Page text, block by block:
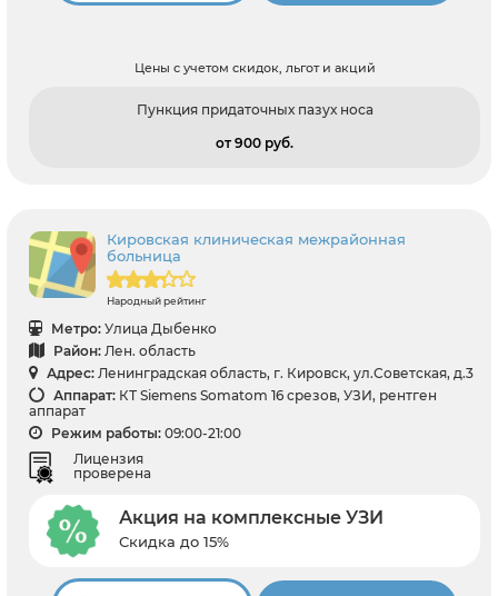
Цены с учетом скидок, льгот и акций
Пункция придаточных пазух носа
от 900 pуб.
Кировская клиническая межрайонная
больница
Народный рейтинг
Метро: Улица Дыбенко
Район: Лен. область
Адрес: Ленинградская область, г. Кировск, ул.Советская, д.3
Аппарат: КТ Siemens Somatom 16 срезов, УЗИ, рентген
аппарат
Режим работы: 09:00-21:00
Лицензия
проверена
Акция на комплексные УЗИ
Скидка до 15%